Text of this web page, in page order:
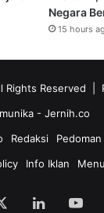
Negara
15 hours
Rights Reserved |
- Jernih.co
Redaksi
Info Iklan Menu
LinkedIn